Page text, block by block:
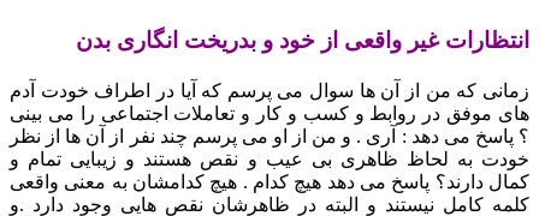
انتظارات غیر واقعی از خود و بدریخت انگاری بدن
زمانی که من از آن ها سوال می پرسم که آیا در اطراف خودت آدم
های موفق در روابط و کسب و کار و تعاملات اجتماعی را می بینی
؟ پاسخ می دهد : آری . و من از او می پرسم چند نفر از آن ها از نظر
خودت به لحاظ ظاهری بی عیب و نقص هستند و زیبایی تمام و
کمال دارند؟ پاسخ می دهد هیچ کدام . هیچ کدامشان به معنی واقعی
کلمه کامل نیستند و البته در ظاهرشان نقص هایی وجود دارد .و